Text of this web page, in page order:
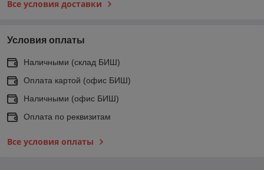
Все условия доставки
Условия оплаты
Наличными (склад БИШ)
Оплата картой (офис БИШ)
Наличными (офис БИШ)
Оплата по реквизитам
Все условия оплаты